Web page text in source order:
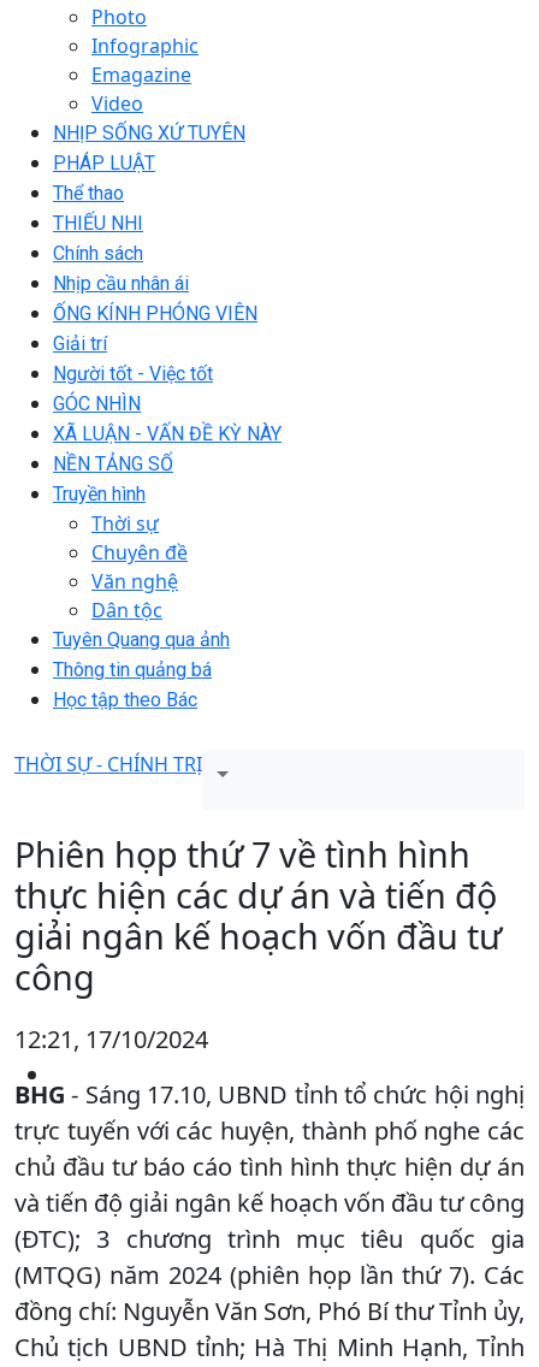
Photo
Infographic
Emagazine
Video
NHỊP SỐNG XỨ TUYÊN
PHÁP LUẬT
Thể thao
THIẾU NHI
Chính sách
Nhịp cầu nhân ái
ỐNG KÍNH PHÓNG VIÊN
Giải trí
Người tốt - Việc tốt
GÓC NHÌN
XÃ LUẬN - VẤN ĐỀ KỲ NÀY
NỀN TẢNG SỐ
Truyền hình
Thời sự
Chuyên đề
Văn nghệ
Dân tộc
Tuyên Quang qua ảnh
Thông tin quảng bá
Học tập theo Bác
THỜI SỰ - CHÍNH TRỊ
Phiên họp thứ 7 về tình hình
thực hiện các dự án và tiến độ
giải ngân kế hoạch vốn đầu tư
công
12:21, 17/10/2024
BHG - Sáng 17.10, UBND tỉnh tổ chức hội nghị
trực tuyến với các huyện, thành phố nghe các
chủ đầu tư báo cáo tình hình thực hiện dự án
và tiến độ giải ngân kế hoạch vốn đầu tư công
(ĐTC); 3 chương trình mục tiêu quốc gia
(MTQG) năm 2024 (phiên họp lần thứ 7). Các
đồng chí: Nguyễn Văn Sơn, Phó Bí thư Tỉnh ủy,
Chủ tịch UBND tỉnh; Hà Thị Minh Hạnh, Tỉnh